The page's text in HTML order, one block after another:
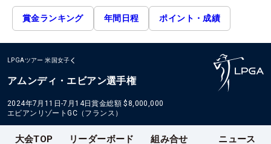
賞金ランキング 年間日程 ポイント・成績
LPGAツアー 米国女子
アムンディ・エビアン選手権
2024年7月11日-7月14日賞金総額 $8,000,000
エビアンリゾートGC（フランス）
大会TOP リーダーボード 組み合せ ニュース